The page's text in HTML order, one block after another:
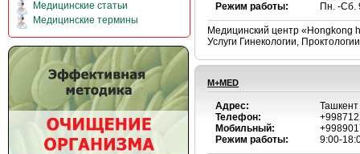
Медицинские статьи
Медицинские термины
Режим работы:
Пн. -Сб.
Медицинский центр «Hongkong
Услуги Гинекологии,
M+MED
Адрес:
Телефон:
Мобильный:
Режим работы:
9:00-